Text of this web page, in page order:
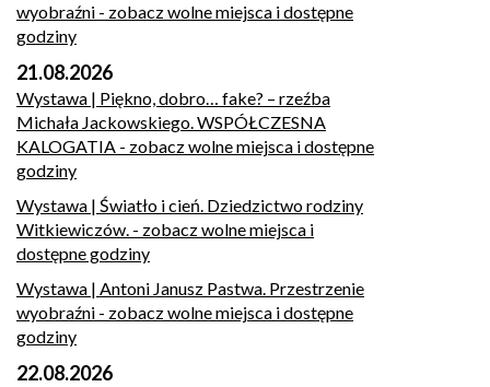
wyobraźni - zobacz wolne miejsca i dostępne
godziny
21.08.2026
Wystawa | Piękno, dobro… fake? – rzeźba
Michała Jackowskiego. WSPÓŁCZESNA
KALOGATIA - zobacz wolne miejsca i dostępne
godziny
Wystawa | Światło i cień. Dziedzictwo rodziny
Witkiewiczów. - zobacz wolne miejsca i
dostępne godziny
Wystawa | Antoni Janusz Pastwa. Przestrzenie
wyobraźni - zobacz wolne miejsca i dostępne
godziny
22.08.2026